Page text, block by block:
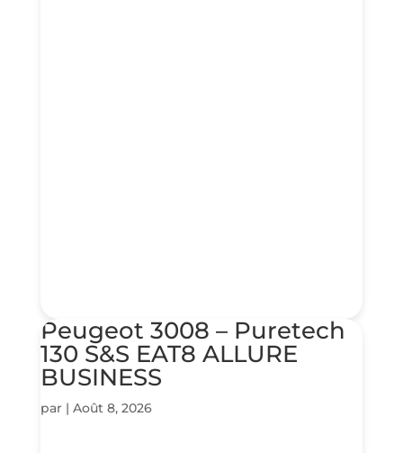
Peugeot 3008 – Puretech
130 S&S EAT8 ALLURE
BUSINESS
par | Août 8, 2026